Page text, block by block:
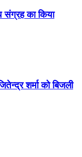
संग्रह का किया
शर्मा को बिजली